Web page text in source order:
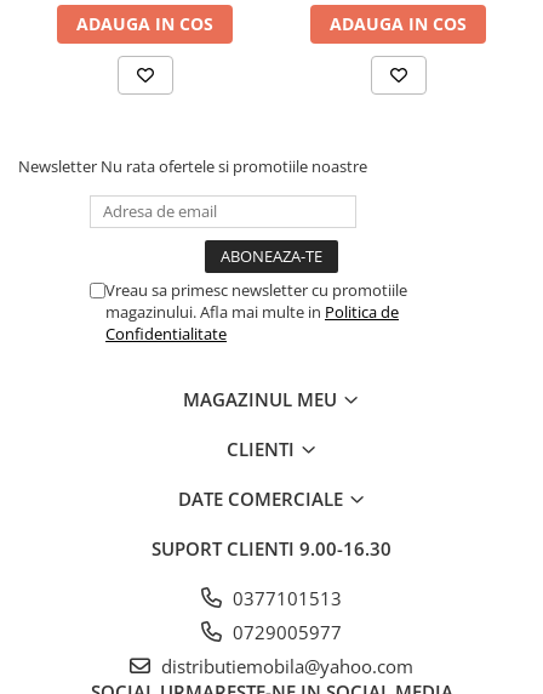
ADAUGA IN COS
butoni, Salt Confort
ADAUGA IN COS
Newsletter Nu rata ofertele si promotiile noastre
Vreau sa primesc newsletter cu promotiile
magazinului. Afla mai multe in Politica de
Confidentialitate
MAGAZINUL MEU
CLIENTI
DATE COMERCIALE
SUPORT CLIENTI 9.00-16.30
0377101513
0729005977
distributiemobila@yahoo.com